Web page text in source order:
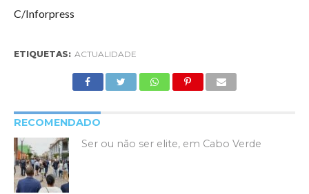
C/Inforpress
ETIQUETAS: ACTUALIDADE
RECOMENDADO
Ser ou não ser elite, em Cabo Verde